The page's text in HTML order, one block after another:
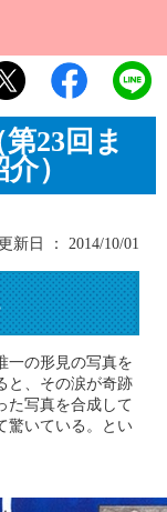
23回ま
）
新日 ： 2014/10/01
一の形見の写真を
と、その涙が奇跡
た写真を合成して
驚いている。とい